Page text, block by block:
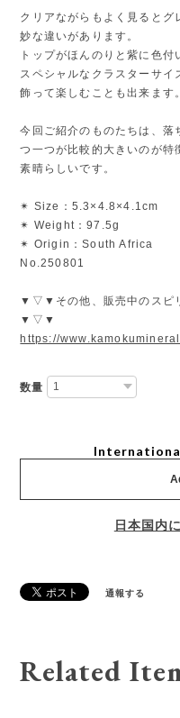
クリアながらもよく見るとグ
妙な違いがあります。
トップがほんのりと紫に色付
スペシャルなクラスターサイ
飾って楽しむことも出来ます。
今回ご紹介のものたちは、落
つ一つが比較的大きいのが特
素晴らしいです。
✴︎ Size：5.3×4.8×4.1cm
✴︎ Weight：97.5g
✴︎ Origin：South Africa
No.250801
▼▽▼その他、販売中のスピ
▼▽▼
https://
数量
日本国内
通報する
Related